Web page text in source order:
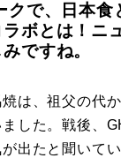
で、日本食
ボとは！ニ
ですね。
は、祖父の代
した。戦後、
出たと聞いて